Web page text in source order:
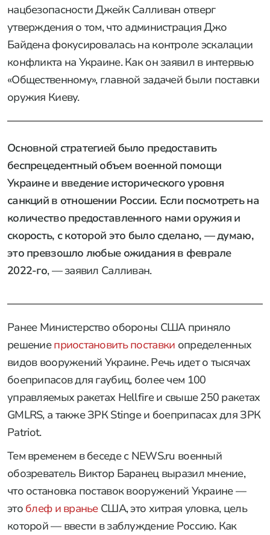
нацбезопасности Джейк Салливан отверг
утверждения о том, что администрация Джо
Байдена фокусировалась на контроле эскалации
конфликта на Украине. Как он заявил в интервью
«Общественному», главной задачей были поставки
оружия Киеву.
Основной стратегией было предоставить
беспрецедентный объем военной помощи
Украине и введение исторического уровня
санкций в отношении России. Если посмотреть на
количество предоставленного нами оружия и
скорость, с которой это было сделано, — думаю,
это превзошло любые ожидания в феврале
2022-го, — заявил Салливан.
Ранее Министерство обороны США приняло
решениеприостановить поставки определенных
видов вооружений Украине. Речь идет о тысячах
боеприпасов для гаубиц, более чем 100
управляемых ракетах Hellfire и свыше 250 ракетах
GMLRS, а также ЗРК Stinge и боеприпасах для ЗРК
Patriot.
Тем временем в беседе с NEWS.ru военный
обозреватель Виктор Баранец выразил мнение,
что остановка поставок вооружений Украине —
это блеф и враньеСША, это хитрая уловка, цель
которой — ввести в заблуждение Россию. Как